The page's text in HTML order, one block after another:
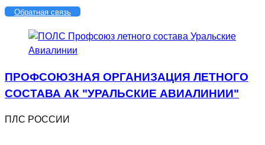
Перейти
содержимому
Обратная связь
ПРОФСОЮЗНАЯ ОРГАНИЗАЦИЯ ЛЕТНОГО
СОСТАВА АК "УРАЛЬСКИЕ АВИАЛИНИИ"
ПЛС РОССИИ